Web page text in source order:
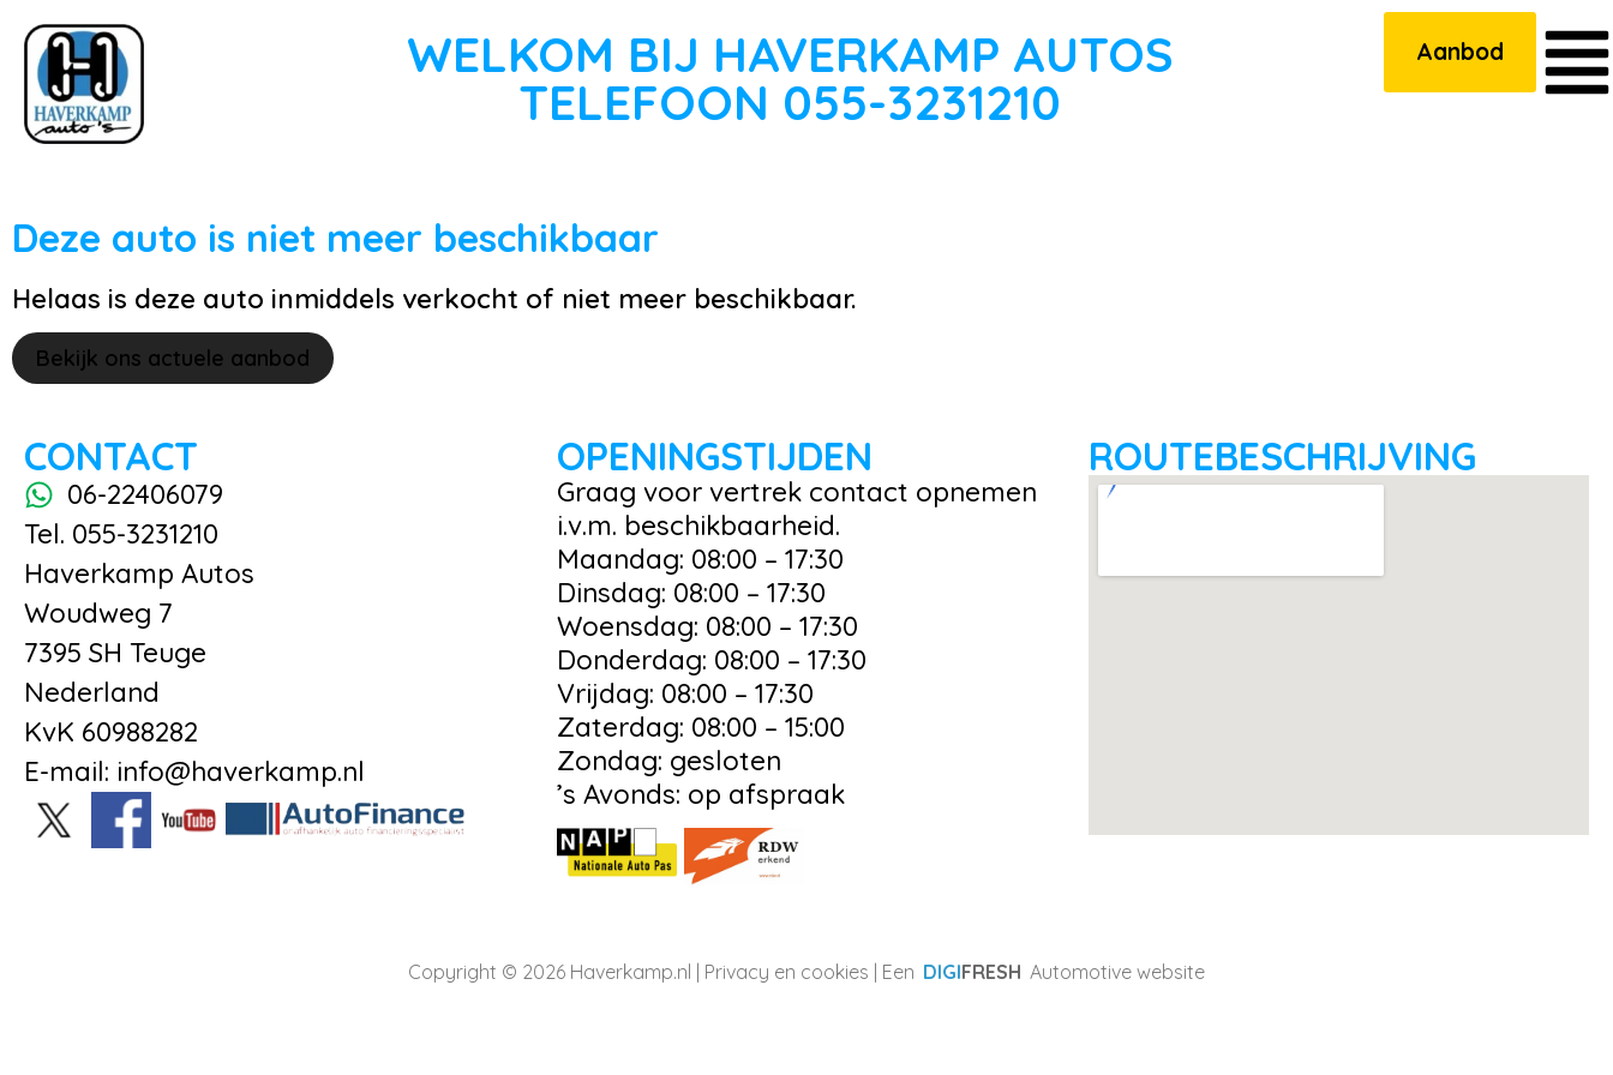
WELKOM BIJ HAVERKAMP AUTOS
TELEFOON 055-3231210
Aanbod
Deze auto is niet meer beschikbaar
Helaas is deze auto inmiddels verkocht of niet meer beschikbaar.
Bekijk ons actuele aanbod
CONTACT
06-22406079
Tel. 055-3231210
Haverkamp Autos
Woudweg 7
7395 SH Teuge
Nederland
KvK 60988282
E-mail: info@haverkamp.nl
OPENINGSTIJDEN
Graag voor vertrek contact opnemen
i.v.m. beschikbaarheid.
Maandag: 08:00 – 17:30
Dinsdag: 08:00 – 17:30
Woensdag: 08:00 – 17:30
Donderdag: 08:00 – 17:30
Vrijdag: 08:00 – 17:30
Zaterdag: 08:00 – 15:00
Zondag: gesloten
’s Avonds: op afspraak
ROUTEBESCHRIJVING
Copyright © 2026 Haverkamp.nl | Privacy en cookies | Een DIGIFRESH Automotive website